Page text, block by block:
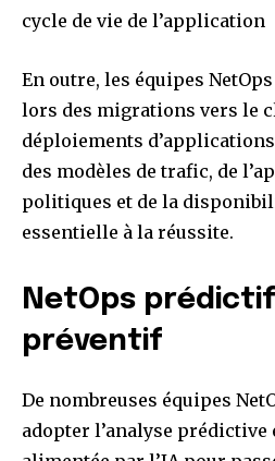
cycle de vie de l’application
En outre, les équipes
lors des migrations vers le
déploiements
des modèles de trafic, de
politiques et de la
essentielle à la réussite.
NetOps
préventif
De nombreuses équipes
adopter l’analyse prédictive